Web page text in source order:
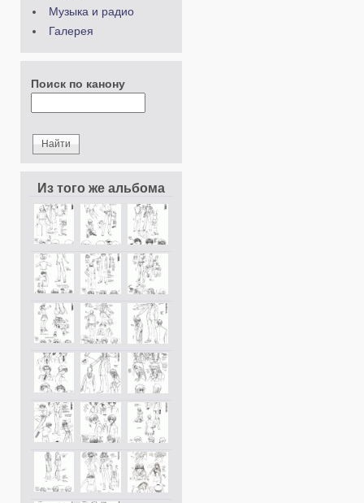
Музыка и радио
Галерея
Поиск по канону
Из того же альбома